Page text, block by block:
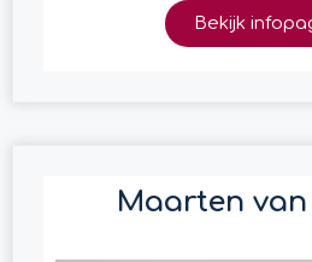
Bekijk
Maarten van